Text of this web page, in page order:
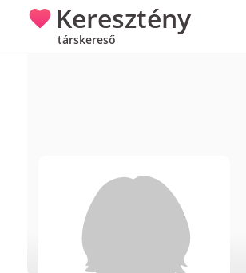
Keresztény
társkereső